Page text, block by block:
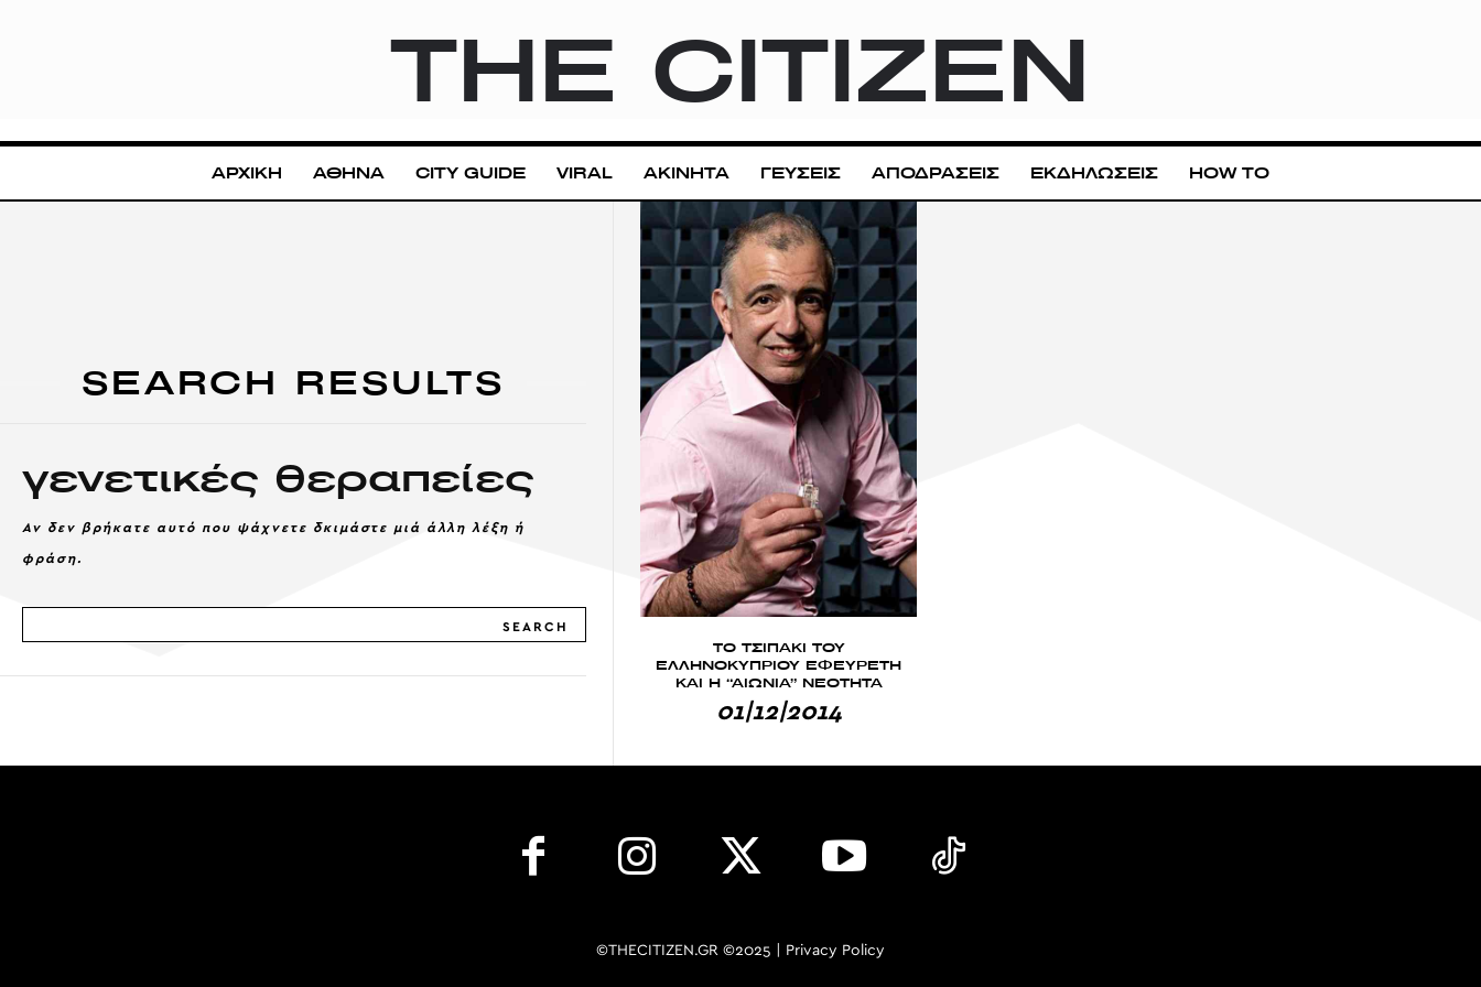
THE CITIZEN
ΑΡΧΙΚΗ ΑΘΗΝΑ CITY GUIDE VIRAL ΑΚΙΝΗΤΑ ΓΕΥΣΕΙΣ ΑΠΟΔΡΑΣΕΙΣ ΕΚΔΗΛΩΣΕΙΣ HOW TO
SEARCH RESULTS
γενετικές θεραπείες
Αν δεν βρήκατε αυτό που ψάχνετε δκιμάστε μιά άλλη λέξη ή
φράση.
SEARCH
ΤΟ ΤΣΙΠΑΚΙ ΤΟΥ
ΕΛΛΗΝΟΚΥΠΡΙΟΥ ΕΦΕΥΡΕΤΗ
ΚΑΙ Η “ΑΙΩΝΙΑ” ΝΕΟΤΗΤΑ
01|12|2014
©THECITIZEN.GR ©2025 | Privacy Policy